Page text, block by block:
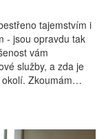
tajemstvím i
- jsou opravdu tak
vám
služby, a zda je
Zkoumám
těchto
sexuality v